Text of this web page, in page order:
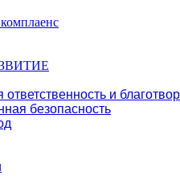
и
безопасность